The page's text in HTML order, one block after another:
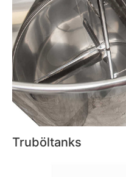
Truböltanks